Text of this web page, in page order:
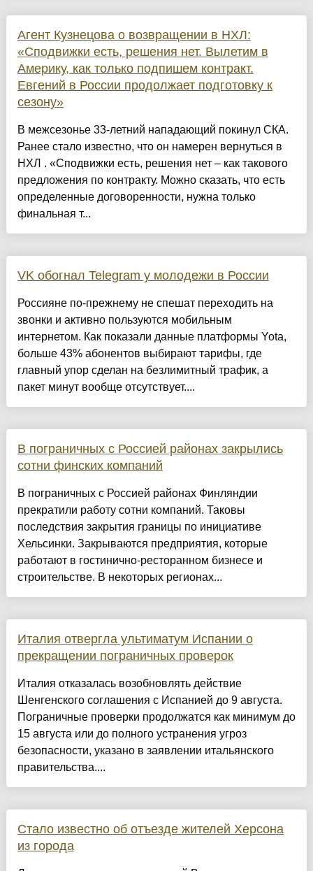
Агент Кузнецова о возвращении в НХЛ:
«Сподвижки есть, решения нет. Вылетим в
Америку, как только подпишем контракт.
Евгений в России продолжает подготовку к
сезону»
В межсезонье 33-летний нападающий покинул СКА.
Ранее стало известно, что он намерен вернуться в
НХЛ . «Сподвижки есть, решения нет – как такового
предложения по контракту. Можно сказать, что есть
определенные договоренности, нужна только
финальная т...
VK обогнал Telegram у молодежи в России
Россияне по-прежнему не спешат переходить на
звонки и активно пользуются мобильным
интернетом. Как показали данные платформы Yota,
больше 43% абонентов выбирают тарифы, где
главный упор сделан на безлимитный трафик, а
пакет минут вообще отсутствует....
В пограничных с Россией районах закрылись
сотни финских компаний
В пограничных с Россией районах Финляндии
прекратили работу сотни компаний. Таковы
последствия закрытия границы по инициативе
Хельсинки. Закрываются предприятия, которые
работают в гостинично-ресторанном бизнесе и
строительстве. В некоторых регионах...
Италия отвергла ультиматум Испании о
прекращении пограничных проверок
Италия отказалась возобновлять действие
Шенгенского соглашения с Испанией до 9 августа.
Пограничные проверки продолжатся как минимум до
15 августа или до полного устранения угроз
безопасности, указано в заявлении итальянского
правительства....
Стало известно об отъезде жителей Херсона
из города